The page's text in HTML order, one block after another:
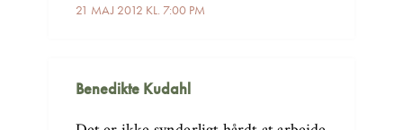
21 MAJ 2012 KL. 7:00 PM
Benedikte Kudahl